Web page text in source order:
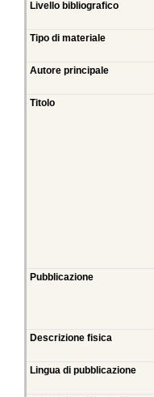
Livello bibliografico
Tipo di materiale
Autore principale
Titolo
Pubblicazione
Descrizione fisica
Lingua di pubblicazione